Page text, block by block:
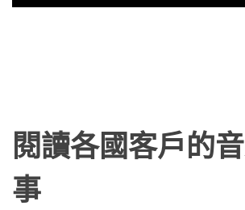
閱讀各國客戶的
事